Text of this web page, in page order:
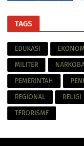
TAGS
EDUKASI
MILITER
PEMERINTAH
REGIONAL
RELIGI
TERORISME